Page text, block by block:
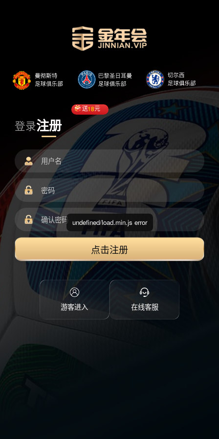
登录注册
送18元
点击注册
游客进入 在线客服
undefined/load.min.js error